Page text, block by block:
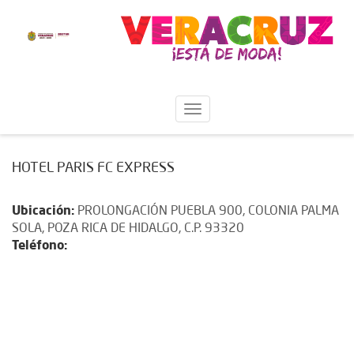
HOTEL PARIS FC EXPRESS
Ubicación: PROLONGACIÓN PUEBLA 900, COLONIA PALMA
SOLA, POZA RICA DE HIDALGO, C.P. 93320
Teléfono: